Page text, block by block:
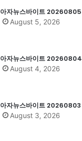
아자뉴스바이트 20260805
August 5, 2026
아자뉴스바이트 20260804
August 4, 2026
아자뉴스바이트 20260803
August 3, 2026